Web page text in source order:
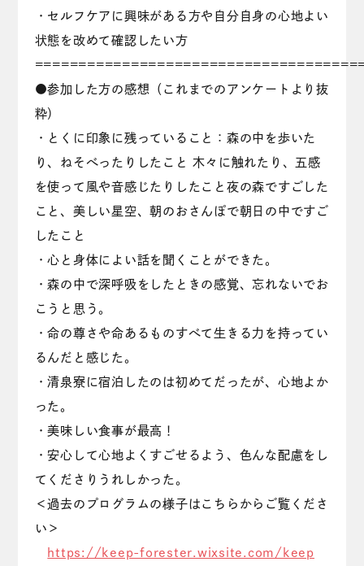
・セルフケアに興味がある方や自分自身の心地よい
状態を改めて確認したい方
●参加した方の感想（これまでのアンケートより抜
粋）
・とくに印象に残っていること：森の中を歩いた
り、ねそべったりしたこと 木々に触れたり、五感
を使って風や音感じたりしたこと夜の森ですごした
こと、美しい星空、朝のおさんぽで朝日の中ですご
したこと
・心と身体によい話を聞くことができた。
・森の中で深呼吸をしたときの感覚、忘れないでお
こうと思う。
・命の尊さや命あるものすべて生きる力を持ってい
るんだと感じた。
・清泉寮に宿泊したのは初めてだったが、心地よか
った。
・美味しい食事が最高！
・安心して心地よくすごせるよう、色んな配慮をし
てくださりうれしかった。
＜過去のプログラムの様子はこちらからご覧くださ
い＞
https://keep-forester.wixsite.com/keep